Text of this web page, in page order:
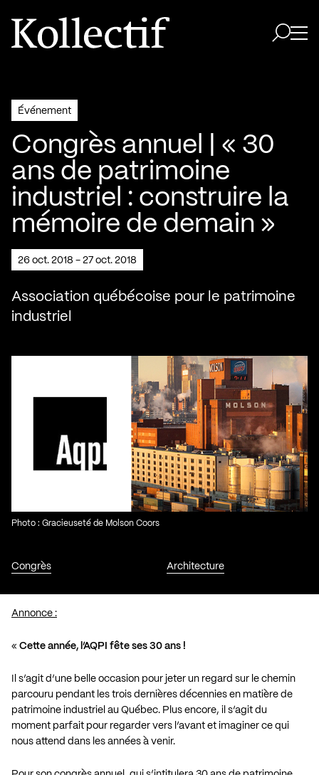
Aller à la page d'accueil
Logo Kollectif
Événement
Congrès annuel | « 30
ans de patrimoine
industriel : construire la
mémoire de demain »
26 oct. 2018 - 27 oct. 2018
Association québécoise pour le patrimoine
industriel
Congrès Architecture
Photo : Gracieuseté de Molson Coors
Annonce :
« Cette année, l’AQPI fête ses 30 ans !
Il s’agit d’une belle occasion pour jeter un regard sur le chemin
parcouru pendant les trois dernières décennies en matière de
patrimoine industriel au Québec. Plus encore, il s’agit du
moment parfait pour regarder vers l’avant et imaginer ce qui
nous attend dans les années à venir.